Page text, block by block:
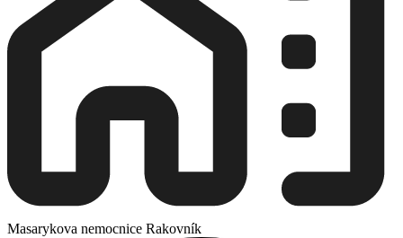
Masarykova nemocnice Rakovník